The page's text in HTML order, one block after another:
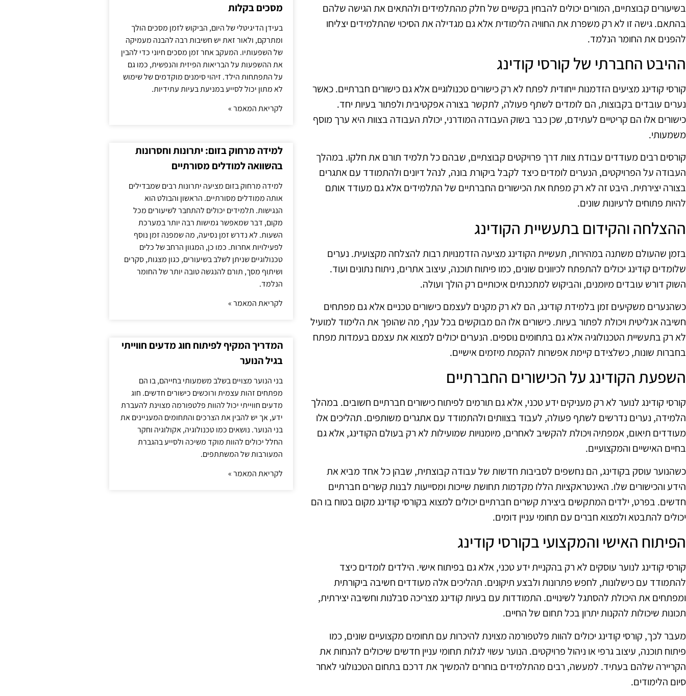
בשיעורים קבוצתיים, המורים יכולים להבחין בקשיים של חלק מהתלמידים ולהתאים את הגישה שלהם
בהתאם. גישה זו לא רק משפרת את החוויה הלימודית אלא גם מגדילה את הסיכוי שהתלמידים יצליחו
להפנים את החומר הנלמד.
ההיבט החברתי של קורסי קודינג
קורסי קודינג מציעים הזדמנות ייחודית לפתח לא רק כישורים טכנולוגיים אלא גם כישורים חברתיים. כאשר
נערים עובדים בקבוצות, הם לומדים לשתף פעולה, לתקשר בצורה אפקטיבית ולפתור בעיות יחד.
כישורים אלו הם קריטיים לעתידם, שכן כבר בשוק העבודה המודרני, יכולת העבודה בצוות היא ערך מוסף
משמעותי.
קורסים רבים מעודדים עבודת צוות דרך פרויקטים קבוצתיים, שבהם כל תלמיד תורם את חלקו. במהלך
העבודה על הפרויקטים, הנערים לומדים כיצד לקבל ביקורת בונה, לנהל דיונים ולהתמודד עם אתגרים
בצורה יצירתית. היבט זה לא רק מפתח את הכישורים החברתיים של התלמידים אלא גם מעודד אותם
להיות פתוחים לרעיונות שונים.
ההצלחה והקידום בתעשיית הקודינג
בזמן שהעולם משתנה במהירות, תעשיית הקודינג מציעה הזדמנויות רבות להצלחה מקצועית. נערים
שלומדים קודינג יכולים להתפתח לכיוונים שונים, כמו פיתוח תוכנה, עיצוב אתרים, ניתוח נתונים ועוד.
השוק דורש עובדים מיומנים, והביקוש למתכנתים איכותיים רק הולך ועולה.
כשהנערים משקיעים זמן בלמידת קודינג, הם לא רק מקנים לעצמם כישורים טכניים אלא גם מפתחים
חשיבה אנליטית ויכולת לפתור בעיות. כישורים אלו הם מבוקשים בכל ענף, מה שהופך את הלימוד למועיל
לא רק בתעשיית הטכנולוגיה אלא גם בתחומים נוספים. הנערים יכולים למצוא את עצמם בעמדות מפתח
בחברות שונות, כשלצידם קיימת אפשרות להקמת מיזמים אישיים.
השפעת הקודינג על הכישורים החברתיים
קורסי קודינג לנוער לא רק מעניקים ידע טכני, אלא גם תורמים לפיתוח כישורים חברתיים חשובים. במהלך
הלמידה, נערים נדרשים לשתף פעולה, לעבוד בצוותים ולהתמודד עם אתגרים משותפים. תהליכים אלו
מעודדים תיאום, אמפתיה ויכולת להקשיב לאחרים, מיומנויות שמועילות לא רק בעולם הקודינג, אלא גם
בחיים האישיים והמקצועיים.
כשהנוער עוסק בקודינג, הם נחשפים לסביבות חדשות של עבודה קבוצתית, שבהן כל אחד מביא את
הידע והכישורים שלו. האינטראקציות הללו מקדמות תחושת שייכות ומסייעות לבנות קשרים חברתיים
חדשים. בפרט, ילדים המתקשים ביצירת קשרים חברתיים יכולים למצוא בקורסי קודינג מקום בטוח בו הם
יכולים להתבטא ולמצוא חברים עם תחומי עניין דומים.
הפיתוח האישי והמקצועי בקורסי קודינג
קורסי קודינג לנוער עוסקים לא רק בהקניית ידע טכני, אלא גם בפיתוח אישי. הילדים לומדים כיצד
להתמודד עם כישלונות, לחפש פתרונות ולבצע תיקונים. תהליכים אלה מעודדים חשיבה ביקורתית
ומפתחים את היכולת להסתגל לשינויים. התמודדות עם בעיות קודינג מצריכה סבלנות וחשיבה יצירתית,
תכונות שיכולות להקנות יתרון בכל תחום של החיים.
מעבר לכך, קורסי קודינג יכולים להוות פלטפורמה מצוינת להיכרות עם תחומים מקצועיים שונים, כמו
פיתוח תוכנה, עיצוב גרפי או ניהול פרויקטים. הנוער עשוי לגלות תחומי עניין חדשים שיכולים להנחות את
הקריירה שלהם בעתיד. למעשה, רבים מהתלמידים בוחרים להמשיך את דרכם בתחום הטכנולוגי לאחר
סיום הלימודים.
מסכים בקלות
בעידן הדיגיטלי של היום, הביקוש לזמן מסכים הולך
ומתרקם, ולאור זאת יש חשיבות רבה להבנה מעמיקה
של השפעותיו. המעקב אחר זמן מסכים חיוני כדי להבין
את ההשפעות על הבריאות הפיזית והנפשית, כמו גם
על התפתחות הילד. זיהוי סימנים מוקדמים של שימוש
לא מתון יכול לסייע במניעת בעיות עתידיות.
לקריאת המאמר »
למידה מרחוק בזום: יתרונות וחסרונות
בהשוואה למודלים מסורתיים
למידה מרחוק בזום מציעה יתרונות רבים שמבדילים
אותה ממודלים מסורתיים. הראשון והבולט הוא
הנגישות. תלמידים יכולים להתחבר לשיעורים מכל
מקום, דבר שמאפשר גמישות רבה יותר במערכת
השעות. לא נדרש זמן נסיעה, מה שמפנה זמן נוסף
לפעילויות אחרות. כמו כן, המגוון הרחב של כלים
טכנולוגיים שניתן לשלב בשיעורים, כגון מצגות, סקרים
ושיתוף מסך, תורם להנגשה טובה יותר של החומר
הנלמד.
לקריאת המאמר »
המדריך המקיף לפיתוח חוג מדעים חווייתי
בגיל הנוער
בני הנוער מצויים בשלב משמעותי בחייהם, בו הם
מפתחים זהות עצמית ורוכשים כישורים חדשים. חוג
מדעים חווייתי יכול להוות פלטפורמה מצוינת להעברת
ידע, אך יש להבין את הצרכים והתחומים המעניינים את
בני הנוער. נושאים כמו טכנולוגיה, אקולוגיה וחקר
החלל יכולים להוות מוקד משיכה ולסייע בהגברת
המעורבות של המשתתפים.
לקריאת המאמר »